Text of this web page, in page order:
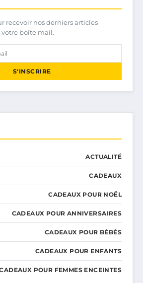
recevoir nos derniers articles
boîte mail.
S'INSCRIRE
ACTUALITÉ
CADEAUX
CADEAUX POUR NOËL
CADEAUX POUR ANNIVERSAIRES
CADEAUX POUR BÉBÉS
CADEAUX POUR ENFANTS
POUR FEMMES ENCEINTES